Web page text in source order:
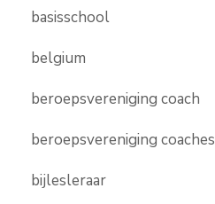
basisschool
belgium
beroepsvereniging coach
beroepsvereniging coaches
bijlesleraar